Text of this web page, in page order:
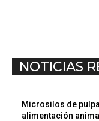
NOTICIAS
Microsilos de
alimentación